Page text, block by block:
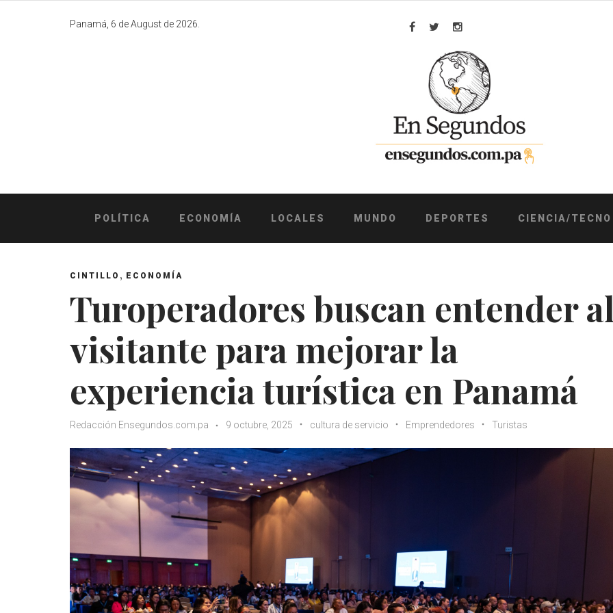
Panamá, 6 de August de 2026.
Facebook
TwitterInstagram
POLÍTICA ECONOMÍA LOCALES MUNDO DEPORTES CIENCIA/TECNO
CINTILLO , ECONOMÍA
Turoperadores buscan entender
visitante para mejorar la
experiencia turística en Panamá
Redacción Ensegundos.com.pa 9 octubre, 2025 cultura de servicio Emprendedores Turistas